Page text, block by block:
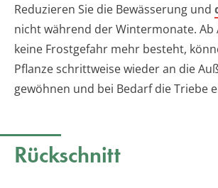
Reduzieren Sie die Bewässerung und
nicht während der Wintermonate. Ab
keine Frostgefahr mehr besteht,
Pflanze schrittweise wieder an die
gewöhnen und bei Bedarf die Triebe
Rückschnitt